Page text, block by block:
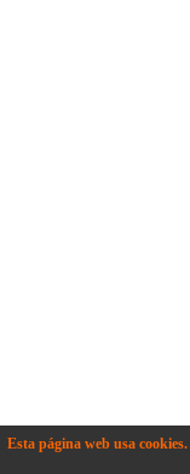
Esta página web usa cookies.